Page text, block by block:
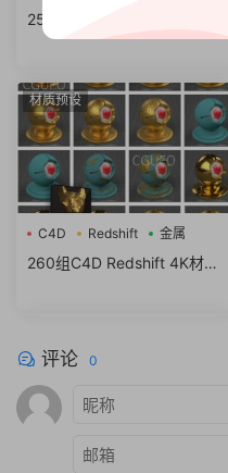
Redshift渲染器
250+电商广告包装GSG灰猩
猩 阿诺德 Octane Redshift渲
材质预设
C4D Redshift 金属
260组C4D Redshift 4K材质
评论 0